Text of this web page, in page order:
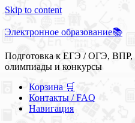
Skip to content
Электронное образование📚
Подготовка к ЕГЭ / ОГЭ,
олимпиады и конкурсы
Корзина 🛒
Контакты / FAQ
Навигация